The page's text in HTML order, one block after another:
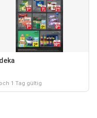
1 Tag gültig